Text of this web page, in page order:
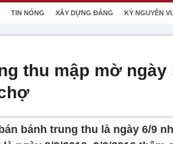
TIN NÓNG XÂY DỰNG ĐẢNG KỶ NGUYÊN
thu mập mờ
bánh trung thu là ngày 6/9